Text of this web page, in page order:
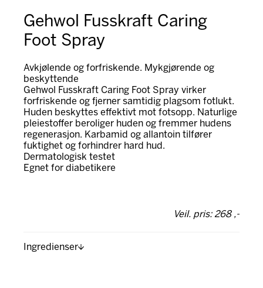
Gehwol Fusskraft Caring
Foot Spray
Avkjølende og forfriskende. Mykgjørende og
beskyttende
Gehwol Fusskraft Caring Foot Spray virker
forfriskende og fjerner samtidig plagsom fotlukt.
Huden beskyttes effektivt mot fotsopp. Naturlige
pleiestoffer beroliger huden og fremmer hudens
regenerasjon. Karbamid og allantoin tilfører
fuktighet og forhindrer hard hud.
Dermatologisk testet
Egnet for diabetikere
Veil. pris: 268 ,-
Ingredienser